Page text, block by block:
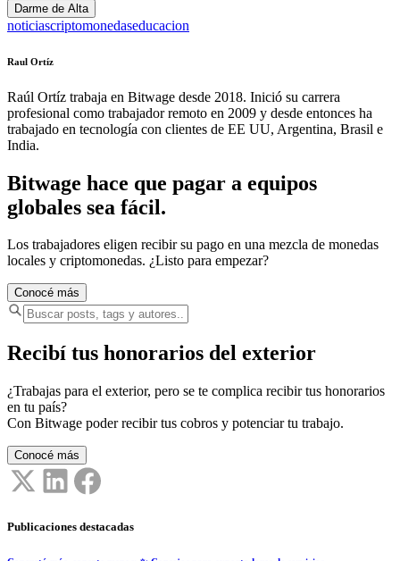
Darme de Alta
noticiascriptomonedaseducacion
Raul Ortíz
Raúl Ortíz trabaja en Bitwage desde 2018. Inició su carrera
profesional como trabajador remoto en 2009 y desde entonces ha
trabajado en tecnología con clientes de EE UU, Argentina, Brasil e
India.
Bitwage hace que pagar a equipos
globales sea fácil.
Los trabajadores eligen recibir su pago en una mezcla de monedas
locales y criptomonedas. ¿Listo para empezar?
Conocé más
Recibí tus honorarios del exterior
¿Trabajas para el exterior, pero se te complica recibir tus honorarios
en tu país?
Con Bitwage poder recibir tus cobros y potenciar tu trabajo.
Conocé más
Publicaciones destacadas